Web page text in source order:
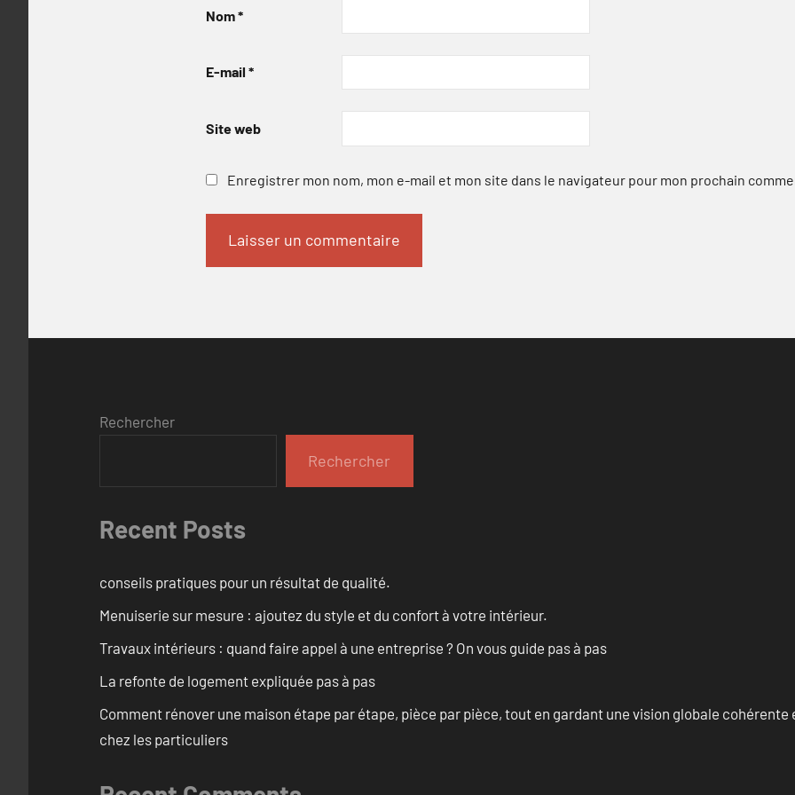
Nom*
E-mail *
Site web
Enregistrer mon nom, mon e-mail et mon site dans le navigateur pour mon prochain
Rechercher
Rechercher
Recent Posts
conseils pratiques pour un résultat de qualité.
Menuiserie sur mesure : ajoutez du style et du confort à votre intérieur.
Travaux intérieurs : quand faire appel à une entreprise ? On vous guide pas à pas
La refonte de logement expliquée pas à pas
Comment rénover une maison étape par étape, pièce par pièce, tout en gardant une vision globale
chez les particuliers